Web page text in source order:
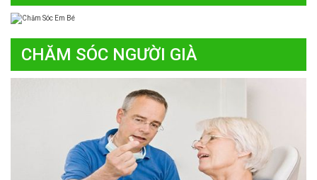
CHĂM SÓC NGƯỜI GIÀ